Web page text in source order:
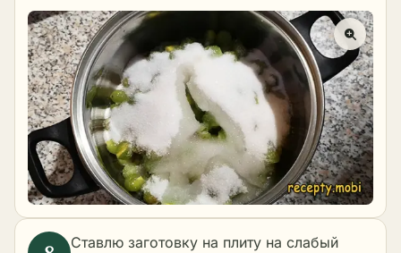
Ставлю заготовку на плиту на слабый